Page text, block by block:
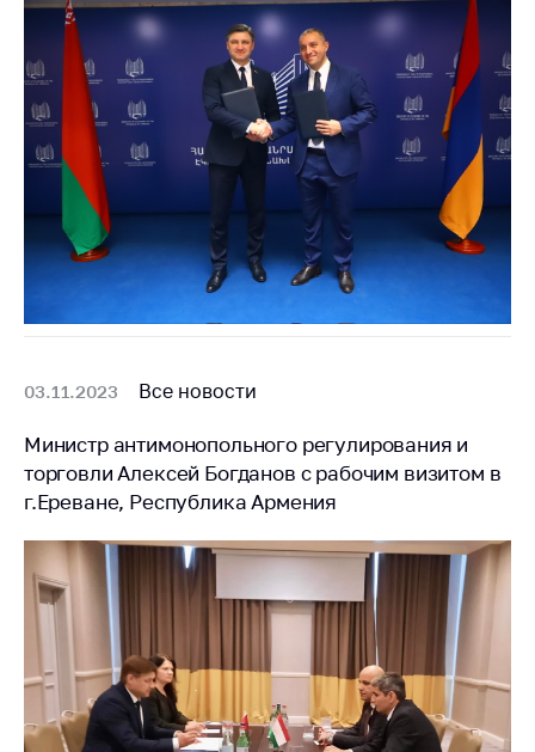
Регулирование и
контроль закупок
Защита прав
потребителей
Регулирование
рекламной
деятельности
Международное
сотрудничество
Биржевая торговля
Выставочная
деятельность в
Республике
Защита
персональных
данных
Новости
Обратиться в МАРТ
03.11.2023 Все новости
Министр антимонопольного регулирования и
торговли Алексей Богданов с рабочим визитом в
г.Ереване, Республика Армения